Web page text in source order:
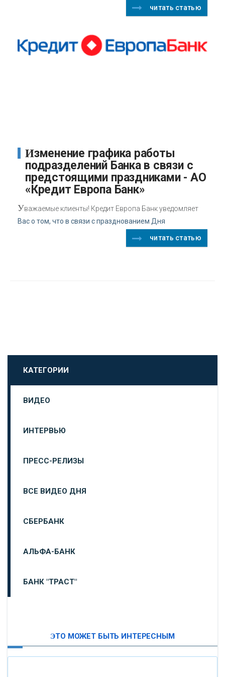
читать статью
Изменение графика работы
подразделений Банка в связи с
предстоящими праздниками - АО
«Кредит Европа Банк»
Уважаемые клиенты! Кредит Европа Банк уведомляет
Вас о том, что в связи с празднованием Дня
читать статью
КАТЕГОРИИ
ВИДЕО
ИНТЕРВЬЮ
ПРЕСС-РЕЛИЗЫ
ВСЕ ВИДЕО ДНЯ
СБЕРБАНК
АЛЬФА-БАНК
БАНК "ТРАСТ"
ЭТО МОЖЕТ БЫТЬ ИНТЕРЕСНЫМ